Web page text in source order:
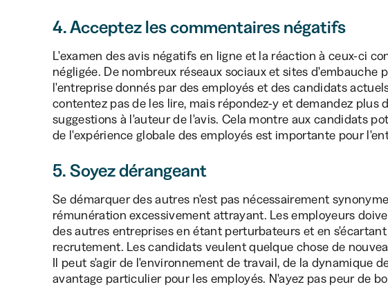
4. Acceptez les commentaires négatifs
L'examen des avis négatifs en ligne et la réaction à ceux-ci
négligée. De nombreux réseaux sociaux et sites d'embauche
l'entreprise donnés par des employés et des candidats
contentez pas de les lire, mais répondez-y et demandez plus
suggestions à l'auteur de l'avis. Cela montre aux candidats
de l'expérience globale des employés est importante pour
5. Soyez dérangeant
Se démarquer des autres n'est pas nécessairement
rémunération excessivement attrayant. Les employeurs
des autres entreprises en étant perturbateurs et en
recrutement. Les candidats veulent quelque chose de
Il peut s'agir de l'environnement de travail, de la dynamique
avantage particulier pour les employés. N'ayez pas peur de